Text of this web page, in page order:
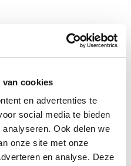
van cookies
en advertenties te
social media te bieden
Ook delen we
onze site met onze
en analyse. Deze